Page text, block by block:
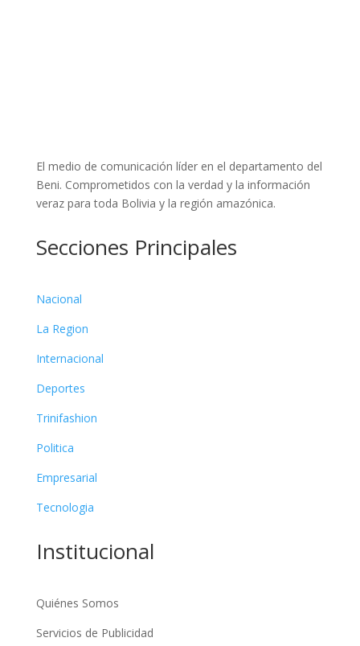
El medio de comunicación líder en el departamento del
Beni. Comprometidos con la verdad y la información
veraz para toda Bolivia y la región amazónica.
Secciones Principales
Nacional
La Region
Internacional
Deportes
Trinifashion
Politica
Empresarial
Tecnologia
Institucional
Quiénes Somos
Servicios de Publicidad